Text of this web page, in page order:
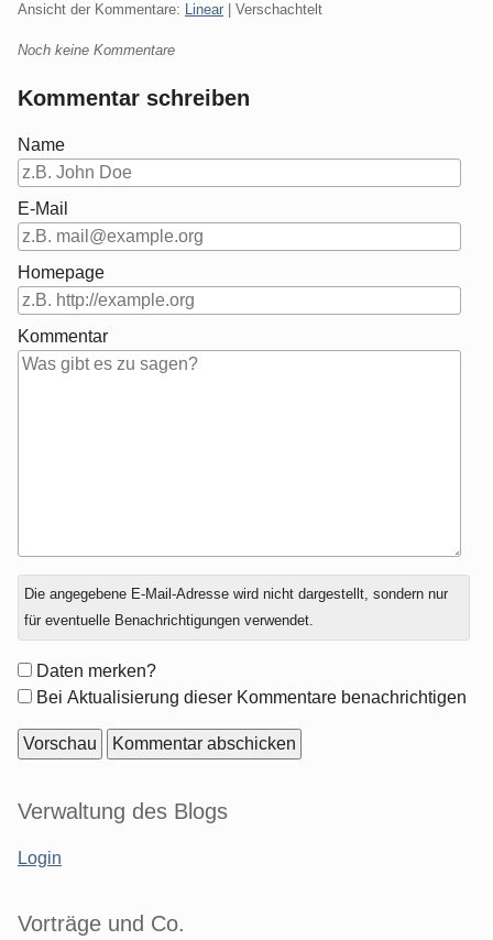
Ansicht der Kommentare: Linear | Verschachtelt
Noch keine Kommentare
Kommentar schreiben
Name
E-Mail
Homepage
Kommentar
Antwort
zu
Die angegebene E-Mail-Adresse wird nicht dargestellt, sondern nur
für eventuelle Benachrichtigungen verwendet.
Formular-
Optionen
Daten merken?
Bei Aktualisierung dieser Kommentare benachrichtigen
Seitenleiste
Verwaltung des Blogs
Login
Vorträge und Co.